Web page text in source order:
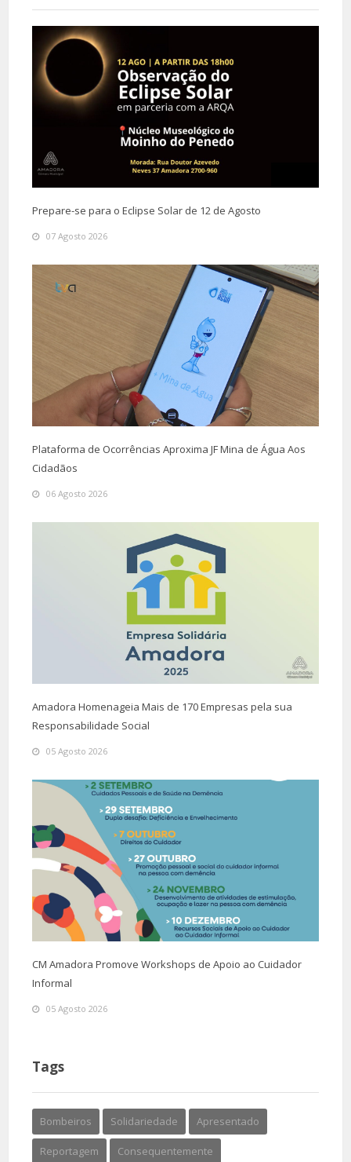
Prepare-se para o Eclipse Solar de 12 de Agosto
07 Agosto 2026
Plataforma de Ocorrências Aproxima JF Mina de Água Aos
Cidadãos
06 Agosto 2026
Amadora Homenageia Mais de 170 Empresas pela sua
Responsabilidade Social
05 Agosto 2026
CM Amadora Promove Workshops de Apoio ao Cuidador
Informal
05 Agosto 2026
Tags
Bombeiros Solidariedade Apresentado
Reportagem Consequentemente